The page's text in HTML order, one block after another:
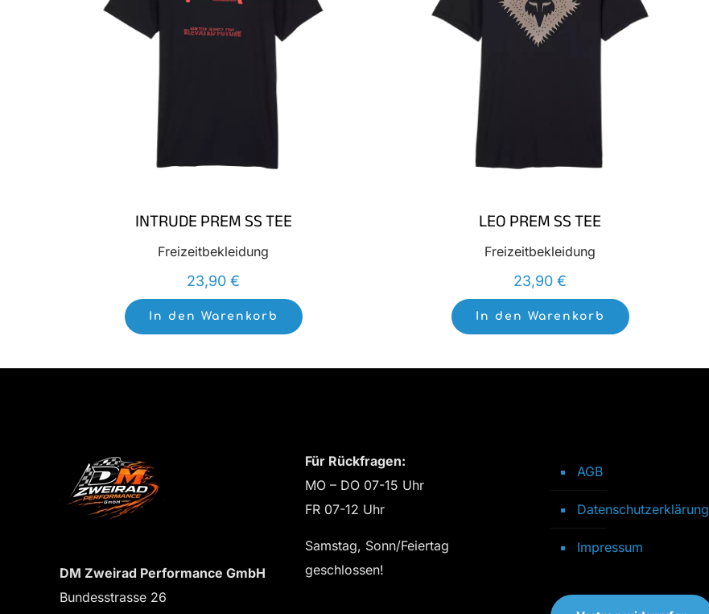
INTRUDE PREM SS TEE
Freizeitbekleidung
23,90€
In den Warenkorb
LEO PREM SS TEE
Freizeitbekleidung
23,90€
In den Warenkorb
DM Zweirad Performance GmbH
Bundesstrasse 26
Für Rückfragen:
MO – DO 07-15 Uhr
FR 07-12 Uhr
Samstag, Sonn/Feiertag
geschlossen!
AGB
Datenschutzerklärung
Impressum